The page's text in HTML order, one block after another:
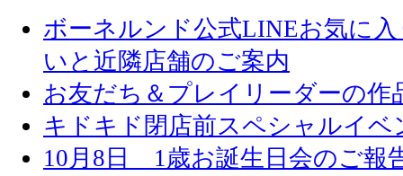
ボーネルンド公式LINEお気に
いと近隣店舗のご案内
お友だち＆プレイリーダーの作
キドキド閉店前スペシャルイベ
10月8日 1歳お誕生日会のご報